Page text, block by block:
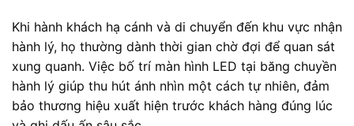
Khi hành khách hạ cánh và di chuyển đến khu vực nhận
hành lý, họ thường dành thời gian chờ đợi để quan sát
xung quanh. Việc bố trí màn hình LED tại băng chuyền
hành lý giúp thu hút ánh nhìn một cách tự nhiên, đảm
bảo thương hiệu xuất hiện trước khách hàng đúng lúc